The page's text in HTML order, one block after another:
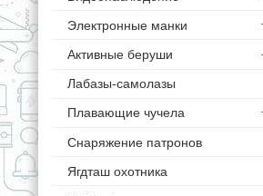
Электронные манки
Активные беруши
Лабазы-самолазы
Плавающие чучела
Снаряжение патронов
Ягдташ охотника